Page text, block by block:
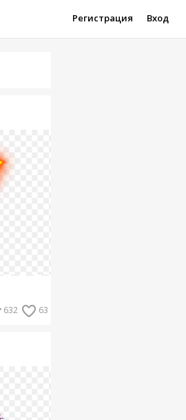
Регистрация Вход
632 63